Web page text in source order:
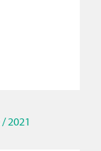
/ 2021